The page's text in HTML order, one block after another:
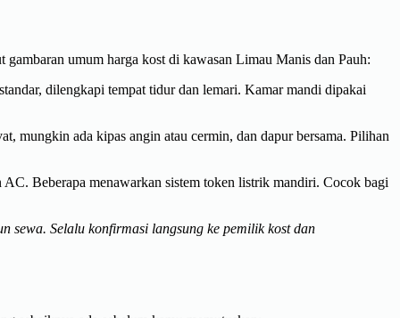
umum harga kost di kawasan Limau Manis dan Pauh:
dilengkapi tempat tidur dan lemari. Kamar mandi dipakai
mungkin ada kipas angin atau cermin, dan dapur bersama. Pilihan
Beberapa menawarkan sistem token listrik mandiri. Cocok bagi
sewa. Selalu konfirmasi langsung ke pemilik kost dan